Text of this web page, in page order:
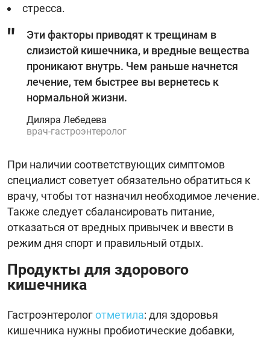
стресса.
Эти факторы приводят к трещинам в
слизистой кишечника, и вредные вещества
проникают внутрь. Чем раньше начнется
лечение, тем быстрее вы вернетесь к
нормальной жизни.
Диляра Лебедева
врач-гастроэнтеролог
При наличии соответствующих симптомов
специалист советует обязательно обратиться к
врачу, чтобы тот назначил необходимое лечение.
Также следует сбалансировать питание,
отказаться от вредных привычек и ввести в
режим дня спорт и правильный отдых.
Продукты для здорового
кишечника
Гастроэнтерологотметила: для здоровья
кишечника нужны пробиотические добавки,